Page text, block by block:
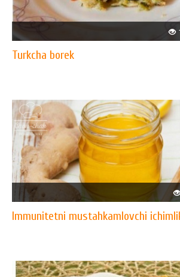
Turkcha borеk
Immunitetni mustahkamlovchi